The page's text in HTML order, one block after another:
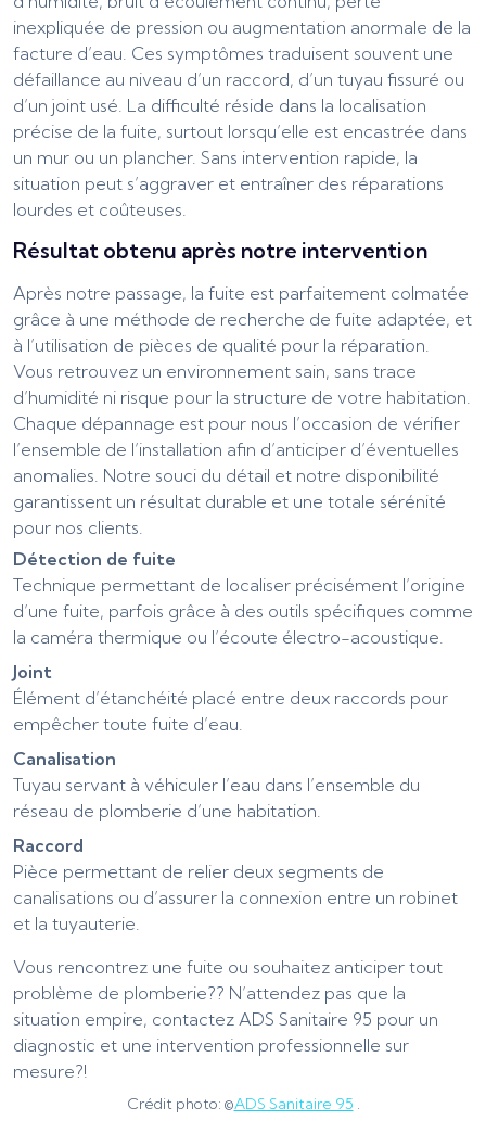
inexpliquée de pression ou augmentation anormale de la
facture d’eau. Ces symptômes traduisent souvent une
défaillance au niveau d’un raccord, d’un tuyau fissuré ou
d’un joint usé. La difficulté réside dans la localisation
précise de la fuite, surtout lorsqu’elle est encastrée dans
un mur ou un plancher. Sans intervention rapide, la
situation peut s’aggraver et entraîner des réparations
lourdes et coûteuses.
Résultat obtenu après notre intervention
Après notre passage, la fuite est parfaitement colmatée
grâce à une méthode de recherche de fuite adaptée, et
à l’utilisation de pièces de qualité pour la réparation.
Vous retrouvez un environnement sain, sans trace
d’humidité ni risque pour la structure de votre habitation.
Chaque dépannage est pour nous l’occasion de vérifier
l’ensemble de l’installation afin d’anticiper d’éventuelles
anomalies. Notre souci du détail et notre disponibilité
garantissent un résultat durable et une totale sérénité
pour nos clients.
Détection de fuite
Technique permettant de localiser précisément l’origine
d’une fuite, parfois grâce à des outils spécifiques comme
la caméra thermique ou l’écoute électro-acoustique.
Joint
Élément d’étanchéité placé entre deux raccords pour
empêcher toute fuite d’eau.
Canalisation
Tuyau servant à véhiculer l’eau dans l’ensemble du
réseau de plomberie d’une habitation.
Raccord
Pièce permettant de relier deux segments de
canalisations ou d’assurer la connexion entre un robinet
et la tuyauterie.
Vous rencontrez une fuite ou souhaitez anticiper tout
problème de plomberie?? N’attendez pas que la
situation empire, contactez ADS Sanitaire 95 pour un
diagnostic et une intervention professionnelle sur
mesure?!
Crédit photo: ©ADS Sanitaire 95 .